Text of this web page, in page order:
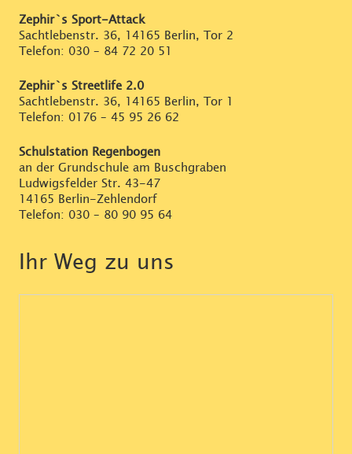
Zephir`s Sport-Attack
Sachtlebenstr. 36, 14165 Berlin, Tor 2
Telefon: 030 – 84 72 20 51
Zephir`s Streetlife 2.0
Sachtlebenstr. 36, 14165 Berlin, Tor 1
Telefon: 0176 – 45 95 26 62
Schulstation Regenbogen
an der Grundschule am Buschgraben
Ludwigsfelder Str. 43-47
14165 Berlin-Zehlendorf
Telefon: 030 – 80 90 95 64
Ihr Weg zu uns